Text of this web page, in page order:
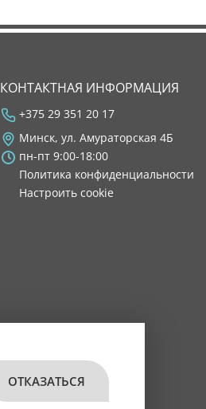
КОНТАКТНАЯ ИНФОРМАЦИЯ
+375 29 351 20 17
Минск, ул. Амураторская 4Б
пн-пт 9:00-18:00
Политика конфиденциальности
Настроить cookie
ОТКАЗАТЬСЯ